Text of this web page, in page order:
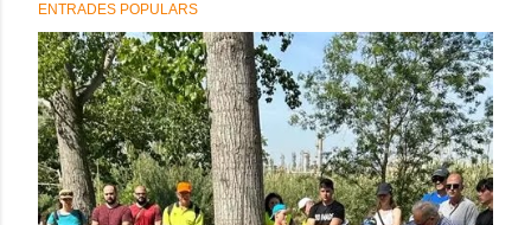
ENTRADES POPULARS